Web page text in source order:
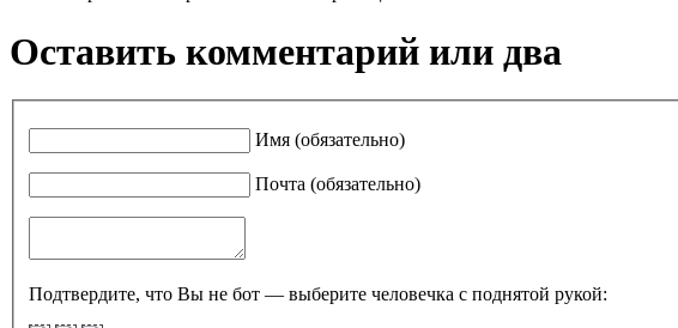
Оставить комментарий или два
Имя (обязательно)
Почта (обязательно)
Подтвердите, что Вы не бот — выберите человечка с поднятой рукой: